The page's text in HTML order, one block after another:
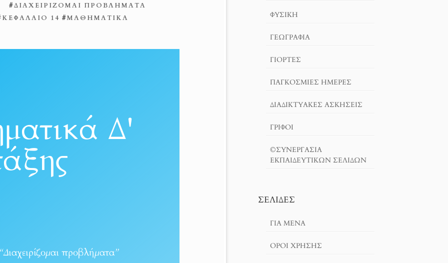
#ΔΙΑΧΕΙΡΊΖΟΜΑΙ ΠΡΟΒΛΉΜΑΤΑ
ΚΕΦΆΛΑΙΟ 14 #ΜΑΘΗΜΑΤΙΚΆ
Δ'
προβλήματα”
ΦΥΣΙΚΗ
ΓΕΩΓΡΑΦΊΑ
ΓΙΟΡΤΈΣ
ΠΑΓΚΟΣΜΙΕΣ ΗΜΕΡΕΣ
ΔΙΑΔΙΚΤΥΑΚΈΣ ΑΣΚΉΣΕΙΣ
ΓΡΙΦΟΙ
©ΣΥΝΕΡΓΑΣΙΑ
ΕΚΠΑΙΔΕΥΤΙΚΩΝ ΣΕΛΙΔΩΝ
ΣΕΛΊΔΕΣ
ΓΙΑ ΜΕΝΑ
ΌΡΟΙ ΧΡΗΣΗΣ